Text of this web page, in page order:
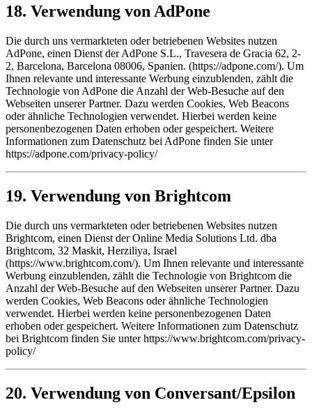
18. Verwendung von AdPone
Die durch uns vermarkteten oder betriebenen Websites nutzen
AdPone, einen Dienst der AdPone S.L., Travesera de Gracia 62, 2-
2, Barcelona, Barcelona 08006, Spanien. (https://adpone.com/). Um
Ihnen relevante und interessante Werbung einzublenden, zählt die
Technologie von AdPone die Anzahl der Web-Besuche auf den
Webseiten unserer Partner. Dazu werden Cookies, Web Beacons
oder ähnliche Technologien verwendet. Hierbei werden keine
personenbezogenen Daten erhoben oder gespeichert. Weitere
Informationen zum Datenschutz bei AdPone finden Sie unter
https://adpone.com/privacy-policy/
19. Verwendung von Brightcom
Die durch uns vermarkteten oder betriebenen Websites nutzen
Brightcom, einen Dienst der Online Media Solutions Ltd. dba
Brightcom, 32 Maskit, Herziliya, Israel
(https://www.brightcom.com/). Um Ihnen relevante und interessante
Werbung einzublenden, zählt die Technologie von Brightcom die
Anzahl der Web-Besuche auf den Webseiten unserer Partner. Dazu
werden Cookies, Web Beacons oder ähnliche Technologien
verwendet. Hierbei werden keine personenbezogenen Daten
erhoben oder gespeichert. Weitere Informationen zum Datenschutz
bei Brightcom finden Sie unter https://www.brightcom.com/privacy-
policy/
20. Verwendung von Conversant/Epsilon